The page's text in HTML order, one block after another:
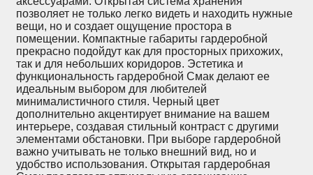
позволяет не только легко видеть и находить нужные
вещи, но и создает ощущение простора в
помещении. Компактные габариты гардеробной
прекрасно подойдут как для просторных прихожих,
так и для небольших коридоров. Эстетика и
функциональность гардеробной Смак делают ее
идеальным выбором для любителей
минималистичного стиля. Черный цвет
дополнительно акцентирует внимание на вашем
интерьере, создавая стильный контраст с другими
элементами обстановки. При выборе гардеробной
важно учитывать не только внешний вид, но и
удобство использования. Открытая гардеробная